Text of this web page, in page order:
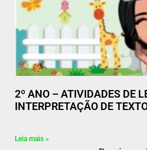
2º ANO – ATIVIDADES DE
INTERPRETAÇÃO DE
Leia mais »